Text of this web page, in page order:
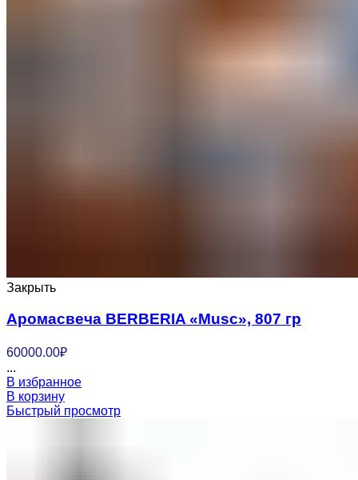
Закрыть
Аромасвеча BERBERIA «Musc», 807 гр
60000.00₽
...
В избранное
В корзину
Быстрый просмотр